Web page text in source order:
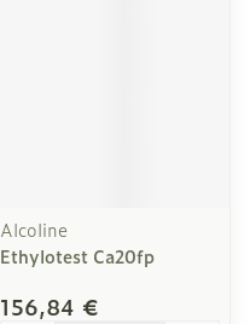
Alcoline
Ethylotest Ca20fp
156,84 €